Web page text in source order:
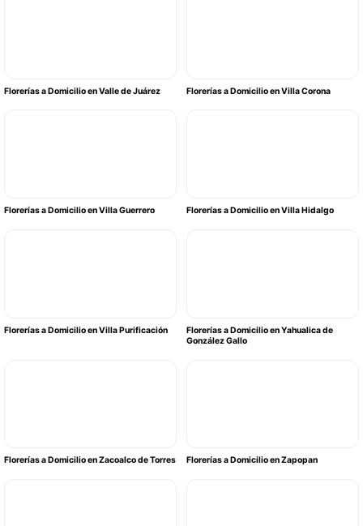
Florerías a Domicilio en Valle de Juárez Florerías a Domicilio en Villa Corona
Florerías a Domicilio en Villa Guerrero Florerías a Domicilio en Villa Hidalgo
Florerías a Domicilio en Villa Purificación
Florerías a Domicilio en Yahualica de
González Gallo
Florerías a Domicilio en Zacoalco de Torres Florerías a Domicilio en Zapopan